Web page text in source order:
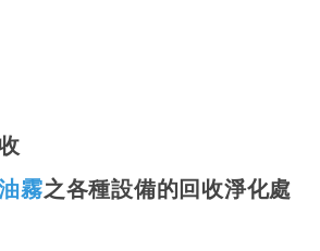
霧之各種設備的回收淨化處